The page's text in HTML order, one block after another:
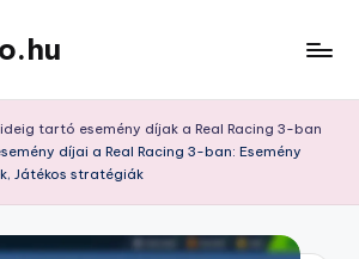
tartó esemény díjak a Real Racing 3-ban
díjai a Real Racing 3-ban: Esemény
Játékos stratégiák